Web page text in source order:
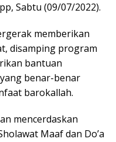
Sabtu (09/07/2022).
memberikan
disamping program
bantuan
benar-benar
barokallah.
mencerdaskan
Maaf dan Do’a